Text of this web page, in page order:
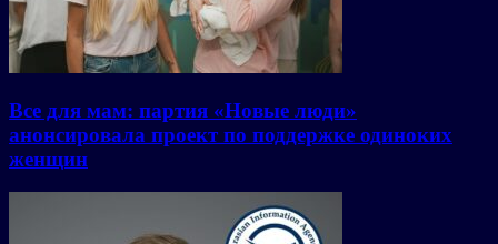
Все для мам: партия «Новые люди»
анонсировала проект по поддержке одиноких
женщин